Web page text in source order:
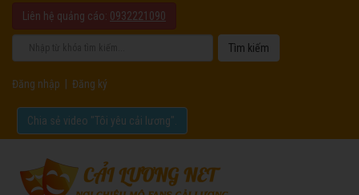
Liên hệ quảng cáo: 0932221090
Đăng nhập Đăng ký
Chia sẻ video "Tôi yêu cải lương".